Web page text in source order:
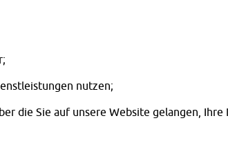
nutzen;
die Sie auf unsere Website gelangen,